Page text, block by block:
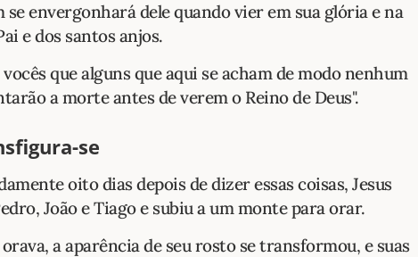
se envergonhará dele quando vier em sua glória e na
e dos santos anjos.
que alguns que aqui se acham de modo nenhum
a morte antes de verem o Reino de Deus".
se
oito dias depois de dizer essas coisas, Jesus
João e Tiago e subiu a um monte para orar.
a aparência de seu rosto se transformou, e suas